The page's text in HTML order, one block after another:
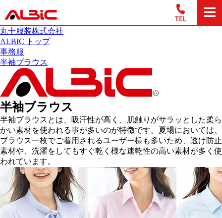
丸十服装株式会社
ALBIC トップ
事務服
半袖ブラウス
半袖ブラウス
半袖ブラウスとは、吸汗性が高く、肌触りがサラッとした柔ら
かい素材を使われる事が多いのが特徴です。夏場においては、
ブラウス一枚でご着用されるユーザー様も多いため、透け防止
素材や、洗濯をしてもすぐ乾く様な速乾性の高い素材が多く使
われています。